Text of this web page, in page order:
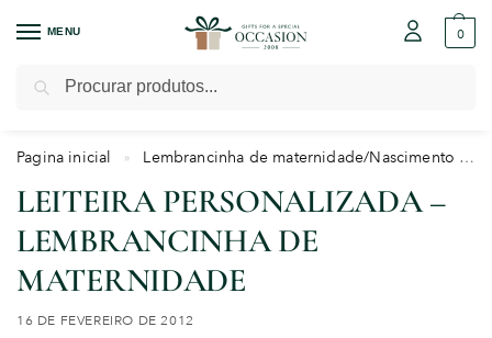
MENU 0
Pagina inicial » Lembrancinha de maternidade/Nascimento
LEITEIRA PERSONALIZADA –
LEMBRANCINHA DE
MATERNIDADE
16 DE FEVEREIRO DE 2012